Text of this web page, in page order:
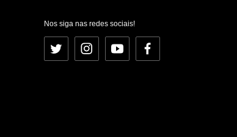
Nos siga nas redes sociais!
Twitter InstagramYouTubeFacebook